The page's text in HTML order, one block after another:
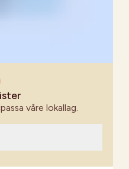
våre lokallag.